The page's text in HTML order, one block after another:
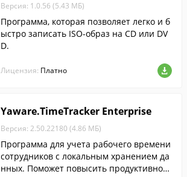
Версия: 1.0.56 (5.43 МБ)
Программа, которая позволяет легко и б
ыстро записать ISO-образ на CD или DV
D.
Лицензия: Платно
Yaware.TimeTracker Enterprise
Версия: 2.50.22180 (4.86 МБ)
Программа для учета рабочего времени
сотрудников с локальным хранением да
нных. Поможет повысить продуктивност